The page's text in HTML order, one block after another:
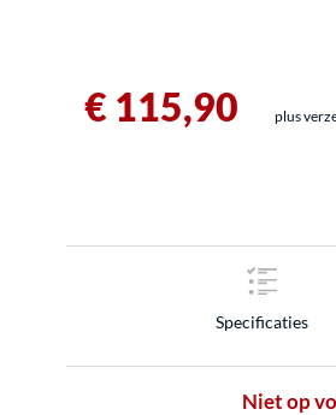
€ 115,90 plus
Specificaties
Niet op